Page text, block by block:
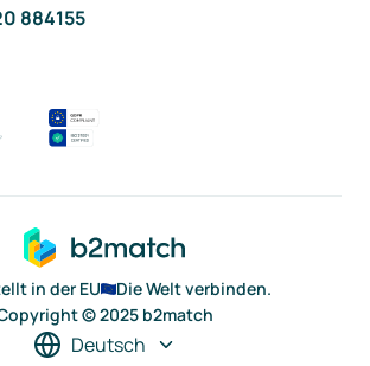
884155
in der EU
Die Welt verbinden.
© 2025 b2match
Deutsch